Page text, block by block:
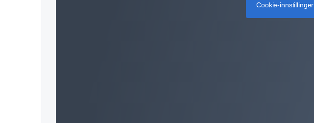
Cookie-innstillinger